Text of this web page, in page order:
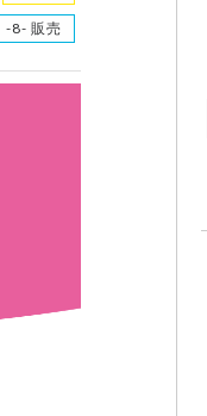
-8- 販売